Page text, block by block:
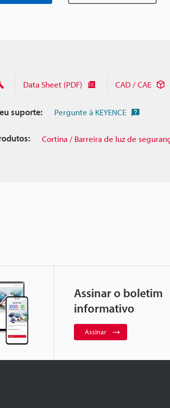
Data Sheet (PDF) CAD / CAE
suporte: Pergunte à KEYENCE
Cortina / Barreira de luz de
Assinar o boletim
informativo
Assinar